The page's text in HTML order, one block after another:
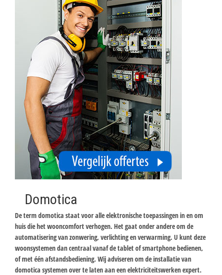
Domotica
De term domotica staat voor alle elektronische toepassingen in en om
huis die het wooncomfort verhogen. Het gaat onder andere om de
automatisering van zonwering, verlichting en verwarming. U kunt deze
woonsystemen dan centraal vanaf de tablet of smartphone bedienen,
of met één afstandsbediening. Wij adviseren om de installatie van
domotica systemen over te laten aan een elektriciteitswerken expert.